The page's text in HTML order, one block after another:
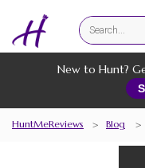
New to Hunt?
HuntMeReviews > Blog >